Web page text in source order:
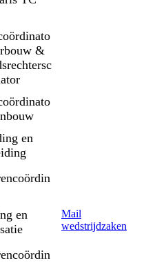
&
en
en
Mail
wedstrijdzaken